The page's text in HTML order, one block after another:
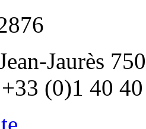
Jaurès
(0)1 40